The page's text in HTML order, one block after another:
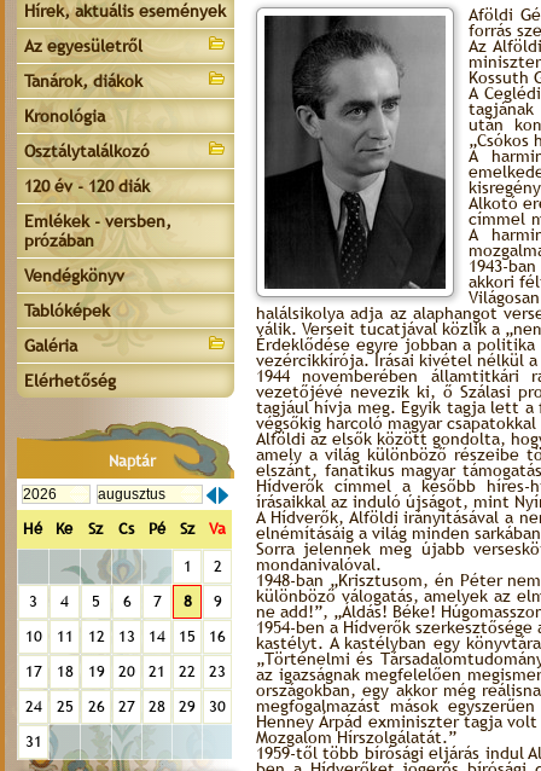
Hírek, aktuális események
Az egyesületről
Tanárok, diákok
Kronológia
Osztálytalálkozó
120 év - 120 diák
Emlékek - versben,
prózában
Vendégkönyv
Tablóképek
Galéria
Elérhetőség
Naptár
Hé Ke Sz Cs Pé Sz Va
1
2
3
4 5 6 7 8
9
10
11 12 13 14 15
16
17
18 19 20 21 22
23
24
25 26 27 28 29
30
31
Aföldi
forrás
Az
Kossuth
A
után
„Csókos
A
Alkotó
címmel
A
1943-
akkori
halálsikolya adja az alaphangot
válik. Verseit tucatjával közlik a
Érdeklődése egyre jobban a
vezércikkírója. Írásai kivétel nélkül
1944 novemberében államtitkári
vezetőjévé nevezik ki, ő Szálasi
tagjául hívja meg. Egyik tagja lett a
végsőkig harcoló magyar
Alföldi az elsők között gondolta,
amely a világ különböző részeibe
elszánt, fanatikus magyar
Hídverők címmel a később
írásaikkal az induló újságot, mint
A Hídverők, Alföldi irányításával a
elnémításáig a világ minden
Sorra jelennek meg újabb
mondanivalóval.
1948-ban „Krisztusom, én Péter
különböző válogatás, amelyek az
ne add!”, „Áldás! Béke!
1954-ben a Hídverők
kastélyt. A kastélyban egy
„Történelmi és
az igazságnak megfelelően
országokban, egy akkor még
megfogalmazást mások
Henney Árpád exminiszter tagja
Mozgalom Hírszolgálatát.”
1959-től több bírósági eljárás indul